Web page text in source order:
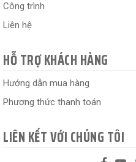
Công trình
Liên hệ
HỖ TRỢ KHÁCH HÀNG
Hướng dẫn mua hàng
Phương thức thanh toán
LIÊN KẾT VỚI CHÚNG TÔI